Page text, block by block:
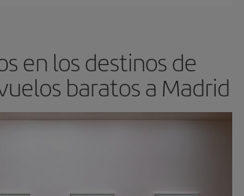
en los destinos de
baratos a Madrid